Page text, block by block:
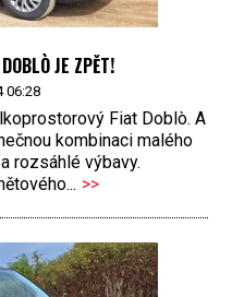
JE ZPĚT!
06:28
Fiat Doblò. A
kombinaci malého
rozsáhlé výbavy.
>>